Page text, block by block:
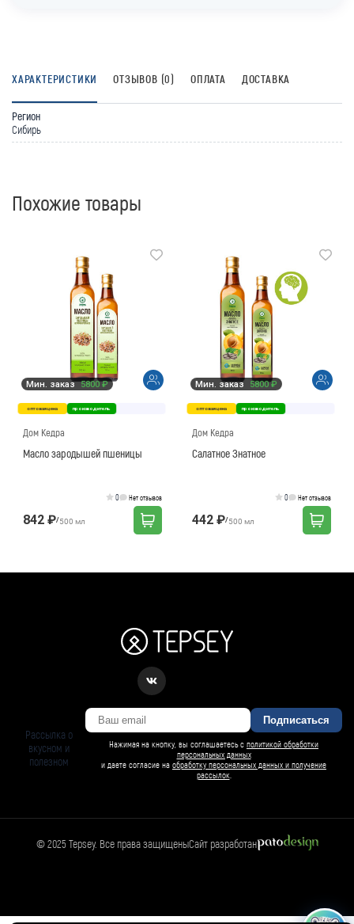
Магазин
ХАРАКТЕРИСТИКИ ОТЗЫВОВ (0) ОПЛАТА ДОСТАВКА
Регион
Сибирь
Похожие товары
Мин. заказ 5800 ₽
оптовая цена производитель
Дом Кедра
Масло зародышей пшеницы
0 Нет отзывов
842 ₽/500 мл
Мин. заказ 5800 ₽
оптовая цена производитель
Дом Кедра
Салатное Знатное
0 Нет отзывов
442 ₽/500 мл
Рассылка о
вкусном и
полезном
Подписаться
Нажимая на кнопку, вы соглашаетесь с политикой обработки
персональных данных
и даете согласие на обработку персональных данных и получение
рассылок
© 2025 Tepsey. Все права защищеныСайт разработан
БАРСИ ИИ